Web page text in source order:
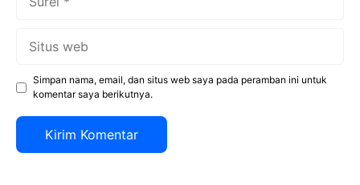
Simpan nama, email, dan situs web saya pada peramban ini untuk
komentar saya berikutnya.